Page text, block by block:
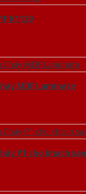
K1129
MDF Laminate
P1 cho khach san